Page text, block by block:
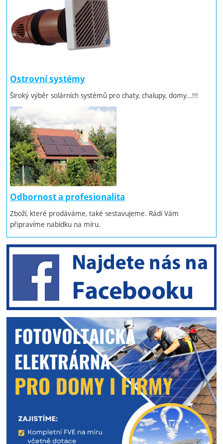
Ostrovní systémy
Široký výběr solárních systémů pro chaty, chalupy, domy...!!!
Odbornost a profesionalita
Zboží, které prodáváme, také sestavujeme. Rádi Vám
připravíme nabídku na míru.